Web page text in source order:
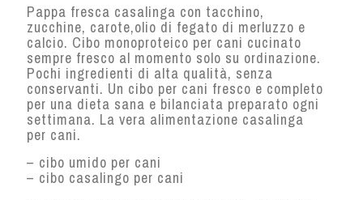
Pappa fresca casalinga con tacchino,
zucchine, carote,olio di fegato di merluzzo e
calcio. Cibo monoproteico per cani cucinato
sempre fresco al momento solo su ordinazione.
Pochi ingredienti di alta qualità, senza
conservanti. Un cibo per cani fresco e completo
per una dieta sana e bilanciata preparato ogni
settimana. La vera alimentazione casalinga
per cani.
– cibo umido per cani
– cibo casalingo per cani